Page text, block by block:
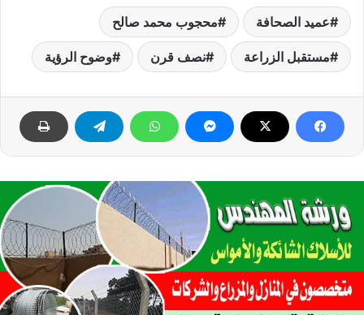
عميد الصحافة محجوب محمد صالح
مستقبل الزراعة نصف قرن وضوح الرؤية